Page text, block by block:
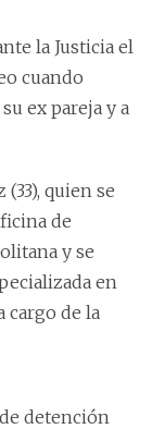
la Justicia el
cuando
ex pareja y a
quien se
de
y se
en
cargo de la
detención